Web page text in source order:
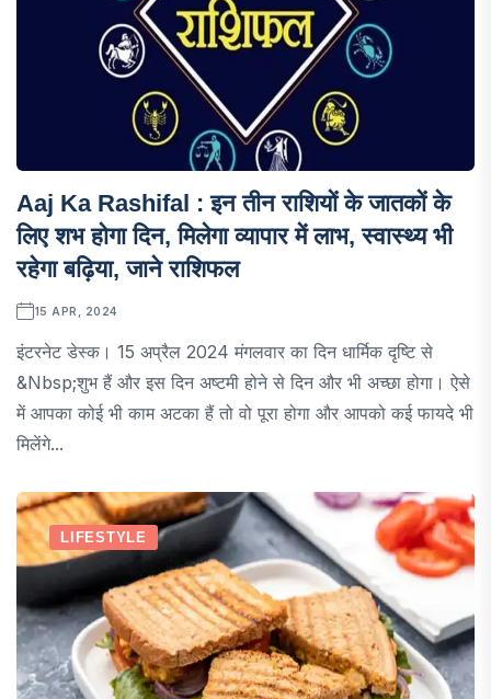
Aaj Ka Rashifal : इन तीन राशियों के जातकों के
लिए शभ होगा दिन, मिलेगा व्यापार में लाभ, स्वास्थ्य भी
रहेगा बढ़िया, जाने राशिफल
15 APR, 2024
इंटरनेट डेस्क। 15 अप्रैल 2024 मंगलवार का दिन धार्मिक दृष्टि से
&nbsp;शुभ हैं और इस दिन अष्टमी होने से दिन और भी अच्छा होगा। ऐसे
में आपका कोई भी काम अटका हैं तो वो पूरा होगा और आपको कई फायदे भी
मिलेंगे...
LIFESTYLE